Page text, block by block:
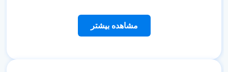
مشاهده بیشتر